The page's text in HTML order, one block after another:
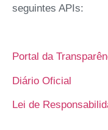
seguintes APIs:
Portal da
Diário Oficial
Lei de